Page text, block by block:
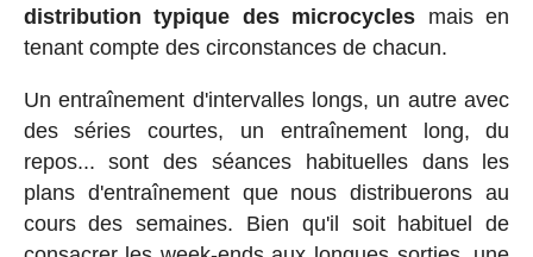
distribution typique des microcycles mais en
tenant compte des circonstances de chacun.
Un entraînement d'intervalles longs, un autre avec
des séries courtes, un entraînement long, du
repos... sont des séances habituelles dans les
plans d'entraînement que nous distribuerons au
cours des semaines. Bien qu'il soit habituel de